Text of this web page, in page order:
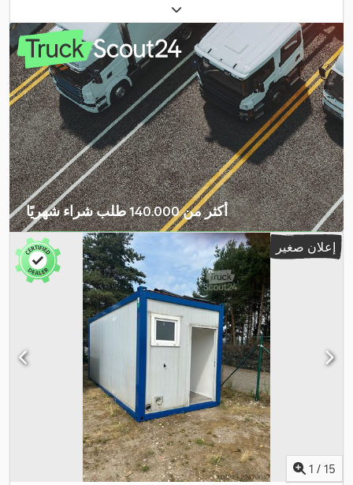
أكثر من 140.000 طلب شراء شهريًا
اختر باقة التاجر إعلان صغير
1 / 15